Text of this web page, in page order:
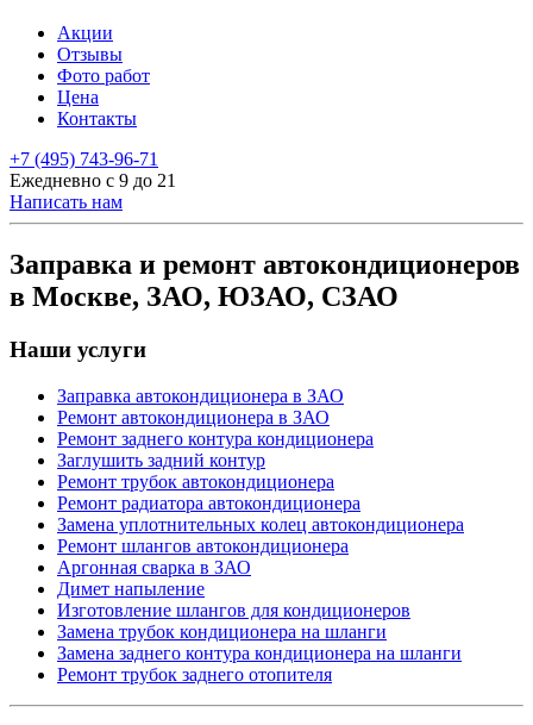
Акции
Отзывы
Фото работ
Цена
Контакты
+7 (495) 743-96-71
Ежедневно с 9 до 21
Написать нам
Заправка и ремонт автокондиционеров
в Москве, ЗАО, ЮЗАО, СЗАО
Наши услуги
Заправка автокондиционера в ЗАО
Ремонт автокондиционера в ЗАО
Ремонт заднего контура кондиционера
Заглушить задний контур
Ремонт трубок автокондиционера
Ремонт радиатора автокондиционера
Замена уплотнительных колец автокондиционера
Ремонт шлангов автокондиционера
Аргонная сварка в ЗАО
Димет напыление
Изготовление шлангов для кондиционеров
Замена трубок кондиционера на шланги
Замена заднего контура кондиционера на шланги
Ремонт трубок заднего отопителя